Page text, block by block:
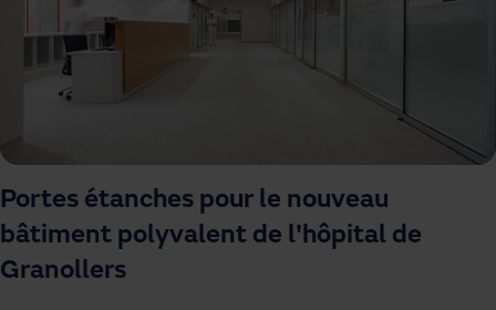
Portes étanches pour le nouveau
bâtiment polyvalent de l'hôpital de
Granollers